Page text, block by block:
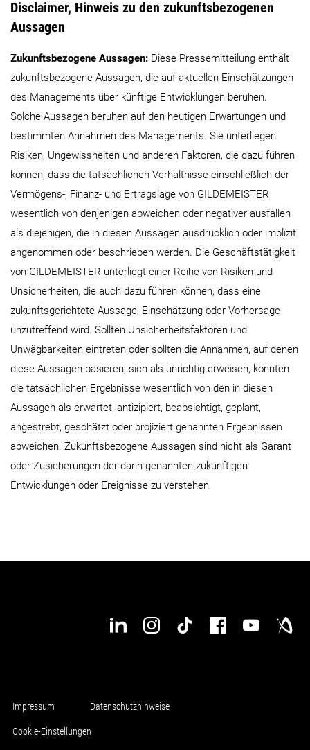
Disclaimer, Hinweis zu den zukunftsbezogenen
Aussagen
Zukunftsbezogene Aussagen: Diese Pressemitteilung enthält
zukunftsbezogene Aussagen, die auf aktuellen Einschätzungen
des Managements über künftige Entwicklungen beruhen.
Solche Aussagen beruhen auf den heutigen Erwartungen und
bestimmten Annahmen des Managements. Sie unterliegen
Risiken, Ungewissheiten und anderen Faktoren, die dazu führen
können, dass die tatsächlichen Verhältnisse einschließlich der
Vermögens-, Finanz- und Ertragslage von GILDEMEISTER
wesentlich von denjenigen abweichen oder negativer ausfallen
als diejenigen, die in diesen Aussagen ausdrücklich oder implizit
angenommen oder beschrieben werden. Die Geschäftstätigkeit
von GILDEMEISTER unterliegt einer Reihe von Risiken und
Unsicherheiten, die auch dazu führen können, dass eine
zukunftsgerichtete Aussage, Einschätzung oder Vorhersage
unzutreffend wird. Sollten Unsicherheitsfaktoren und
Unwägbarkeiten eintreten oder sollten die Annahmen, auf denen
diese Aussagen basieren, sich als unrichtig erweisen, könnten
die tatsächlichen Ergebnisse wesentlich von den in diesen
Aussagen als erwartet, antizipiert, beabsichtigt, geplant,
angestrebt, geschätzt oder projiziert genannten Ergebnissen
abweichen. Zukunftsbezogene Aussagen sind nicht als Garant
oder Zusicherungen der darin genannten zukünftigen
Entwicklungen oder Ereignisse zu verstehen.
Impressum Datenschutzhinweise
Cookie-Einstellungen